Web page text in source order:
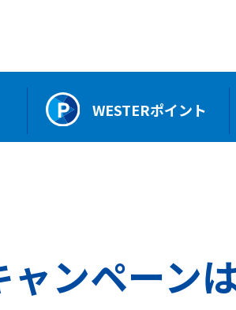
WESTERポイント
ンペーン